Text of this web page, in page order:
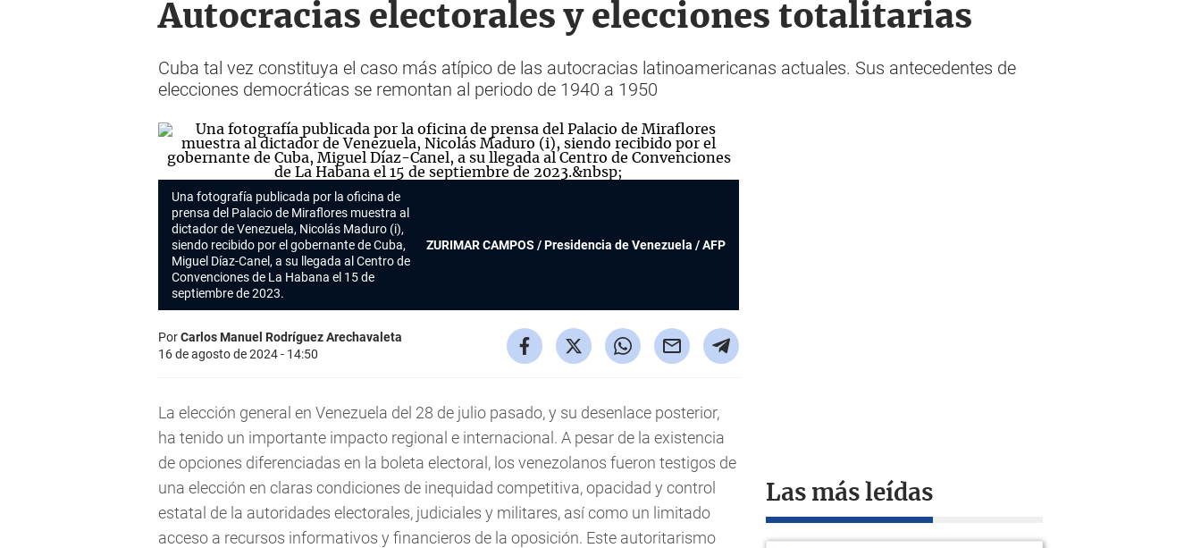
Autocracias electorales y elecciones totalitarias
Cuba tal vez constituya el caso más atípico de las autocracias latinoamericanas actuales. Sus antecedentes de
elecciones democráticas se remontan al periodo de 1940 a 1950
Una fotografía publicada por la oficina de
prensa del Palacio de Miraflores muestra al
dictador de Venezuela, Nicolás Maduro (i),
siendo recibido por el gobernante de Cuba,
Miguel Díaz-Canel, a su llegada al Centro de
Convenciones de La Habana el 15 de
septiembre de 2023.
ZURIMAR CAMPOS / Presidencia de Venezuela / AFP
PorCarlos Manuel Rodríguez Arechavaleta
16 de agosto de 2024 - 14:50
La elección general en Venezuela del 28 de julio pasado, y su desenlace posterior,
ha tenido un importante impacto regional e internacional. A pesar de la existencia
de opciones diferenciadas en la boleta electoral, los venezolanos fueron testigos de
una elección en claras condiciones de inequidad competitiva, opacidad y control
estatal de la autoridades electorales, judiciales y militares, así como un limitado
acceso a recursos informativos y financieros de la oposición. Este autoritarismo
Las más leídas